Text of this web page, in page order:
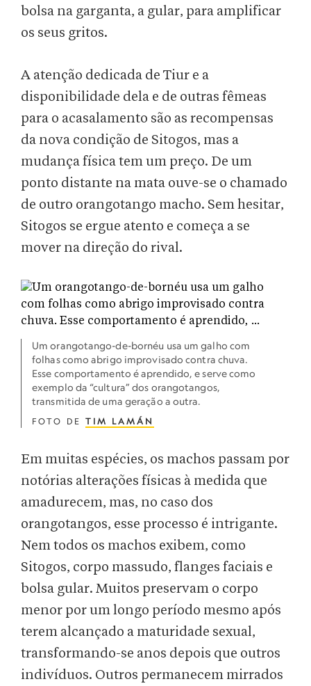
bolsa na garganta, a gular, para amplificar
os seus gritos.
A atenção dedicada de Tiur e a
disponibilidade dela e de outras fêmeas
para o acasalamento são as recompensas
da nova condição de Sitogos, mas a
mudança física tem um preço. De um
ponto distante na mata ouve-se o chamado
de outro orangotango macho. Sem hesitar,
Sitogos se ergue atento e começa a se
mover na direção do rival.
Um orangotango-de-bornéu usa um galho com
folhas como abrigo improvisado contra chuva.
Esse comportamento é aprendido, e serve como
exemplo da “cultura” dos orangotangos,
transmitida de uma geração a outra.
FOTO DE TIM LAMÁN
Em muitas espécies, os machos passam por
notórias alterações físicas à medida que
amadurecem, mas, no caso dos
orangotangos, esse processo é intrigante.
Nem todos os machos exibem, como
Sitogos, corpo massudo, flanges faciais e
bolsa gular. Muitos preservam o corpo
menor por um longo período mesmo após
terem alcançado a maturidade sexual,
transformando-se anos depois que outros
indivíduos. Outros permanecem mirrados